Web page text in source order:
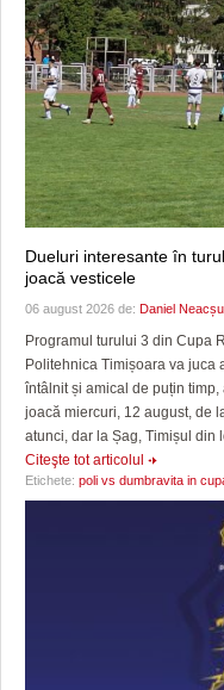
Dueluri interesante în
joacă vesticele
06 august 2026 de: Daniel Neacșu
Programul turului 3 din Cupa
Politehnica Timișoara va juca
întâlnit și amical de puțin
joacă miercuri, 12 august, de
atunci, dar la Șag, Timișul din
Citeşte tot articolul
Etichete: poli vs dumbravita in